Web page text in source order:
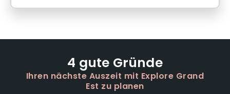
4 gute Gründe
Ihren nächste Auszeit mit Explore Grand
Est zu planen